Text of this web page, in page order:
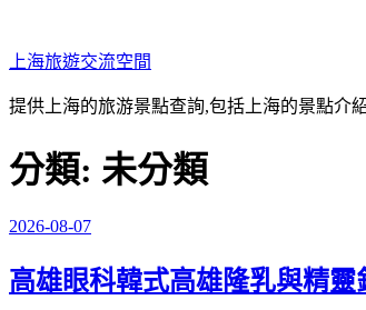
至
主
要
容
上海旅遊交流空間
提供上海的旅游景點查詢,包括上海的景點介
分類: 未分類
發
於
2026-08-07
高雄眼科韓式高雄隆乳與精